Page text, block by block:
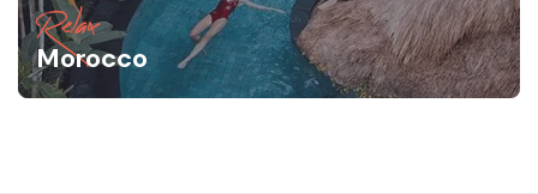
Relax
Morocco